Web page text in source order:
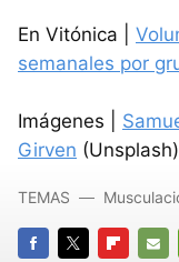
En Vitónica |
semanales por
Imágenes |
Girven
TEMAS